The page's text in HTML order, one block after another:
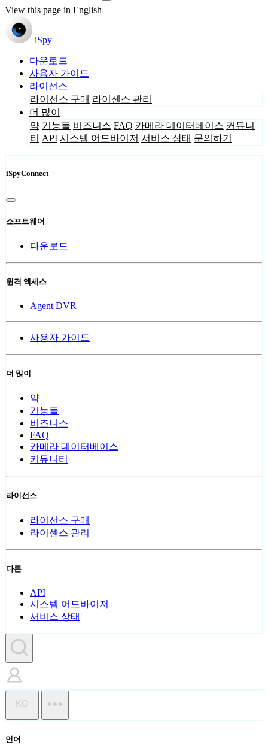
View this page in English
iSpy
다운로드
사용자 가이드
라이선스
라이선스 구매 라이센스 관리
더 많이
약 기능들 비즈니스 FAQ 카메라 데이터베이스 커뮤니
티 API 시스템 어드바이저 서비스 상태 문의하기
iSpyConnect
소프트웨어
다운로드
원격 액세스
Agent DVR
사용자 가이드
더 많이
약
기능들
비즈니스
FAQ
카메라 데이터베이스
커뮤니티
라이선스
라이선스 구매
라이센스 관리
다른
API
시스템 어드바이저
서비스 상태
KO
언어